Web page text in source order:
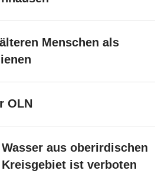
Menschen als
OLN
aus oberirdischen
ist verboten